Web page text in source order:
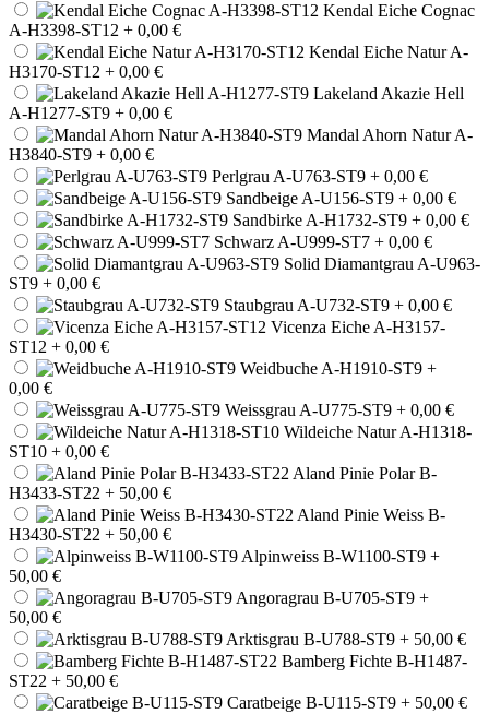
Kendal Eiche Cognac
A-H3398-ST12 + 0,00 €
Kendal Eiche Natur A-
H3170-ST12 + 0,00 €
Lakeland Akazie Hell
A-H1277-ST9 + 0,00 €
Mandal Ahorn Natur A-
H3840-ST9 + 0,00 €
Perlgrau A-U763-ST9 + 0,00 €
Sandbeige A-U156-ST9 + 0,00 €
Sandbirke A-H1732-ST9 + 0,00 €
Schwarz A-U999-ST7 + 0,00 €
Solid Diamantgrau A-U963-
ST9 + 0,00 €
Staubgrau A-U732-ST9 + 0,00 €
Vicenza Eiche A-H3157-
ST12 + 0,00 €
Weidbuche A-H1910-ST9 +
0,00 €
Weissgrau A-U775-ST9 + 0,00 €
Wildeiche Natur A-H1318-
ST10 + 0,00 €
Aland Pinie Polar B-
H3433-ST22 + 50,00 €
Aland Pinie Weiss B-
H3430-ST22 + 50,00 €
Alpinweiss B-W1100-ST9 +
50,00 €
Angoragrau B-U705-ST9 +
50,00 €
Arktisgrau B-U788-ST9 + 50,00 €
Bamberg Fichte B-H1487-
ST22 + 50,00 €
Caratbeige B-U115-ST9 + 50,00 €